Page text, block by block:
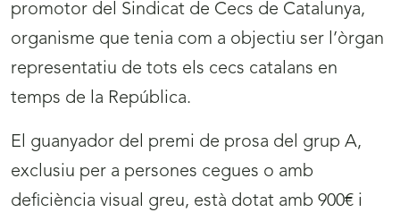
promotor del Sindicat de Cecs de Catalunya,
organisme que tenia com a objectiu ser l’òrgan
representatiu de tots els cecs catalans en
temps de la República.
El guanyador del premi de prosa del grup A,
exclusiu per a persones cegues o amb
deficiència visual greu, està dotat amb 900€ i